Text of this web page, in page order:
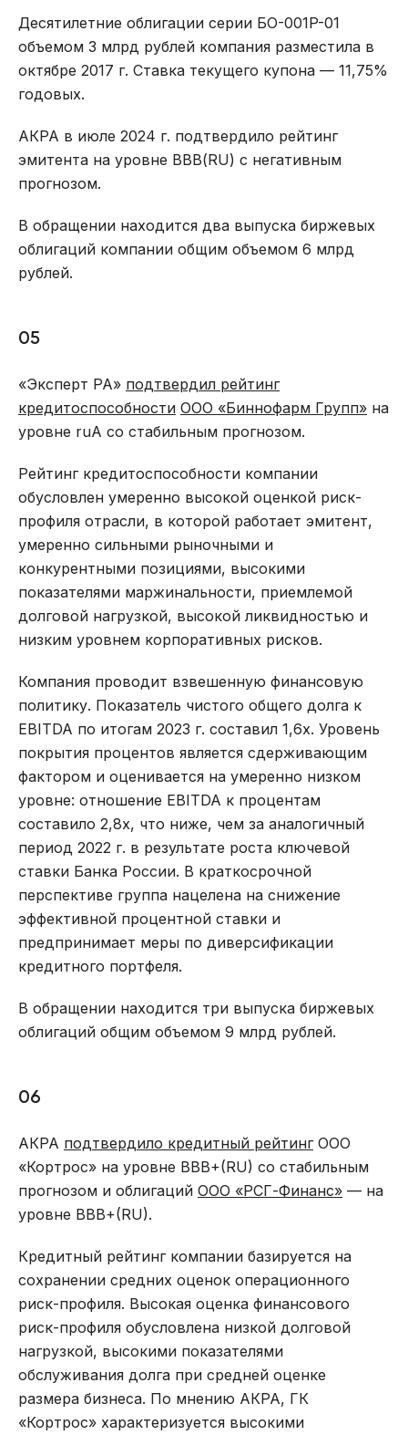
Десятилетние облигации серии БО-001P-01
объемом 3 млрд рублей компания разместила в
октябре 2017 г. Ставка текущего купона — 11,75%
годовых.
АКРА в июле 2024 г. подтвердило рейтинг
эмитента на уровне ВВВ(RU) с негативным
прогнозом.
В обращении находится два выпуска биржевых
облигаций компании общим объемом 6 млрд
рублей.
05
«Эксперт РА» подтвердил рейтинг
кредитоспособности ООО «Биннофарм Групп» на
уровне ruA со стабильным прогнозом.
Рейтинг кредитоспособности компании
обусловлен умеренно высокой оценкой риск-
профиля отрасли, в которой работает эмитент,
умеренно сильными рыночными и
конкурентными позициями, высокими
показателями маржинальности, приемлемой
долговой нагрузкой, высокой ликвидностью и
низким уровнем корпоративных рисков.
Компания проводит взвешенную финансовую
политику. Показатель чистого общего долга к
EBITDA по итогам 2023 г. составил 1,6х. Уровень
покрытия процентов является сдерживающим
фактором и оценивается на умеренно низком
уровне: отношение EBITDA к процентам
составило 2,8х, что ниже, чем за аналогичный
период 2022 г. в результате роста ключевой
ставки Банка России. В краткосрочной
перспективе группа нацелена на снижение
эффективной процентной ставки и
предпринимает меры по диверсификации
кредитного портфеля.
В обращении находится три выпуска биржевых
облигаций общим объемом 9 млрд рублей.
06
АКРА подтвердило кредитный рейтингООО
«Кортрос» на уровне BBB+(RU) со стабильным
прогнозом и облигаций ООО «РСГ-Финанс» — на
уровне BBB+(RU).
Кредитный рейтинг компании базируется на
сохранении средних оценок операционного
риск-профиля. Высокая оценка финансового
риск-профиля обусловлена низкой долговой
нагрузкой, высокими показателями
обслуживания долга при средней оценке
размера бизнеса. По мнению АКРА, ГК
«Кортрос» характеризуется высокими